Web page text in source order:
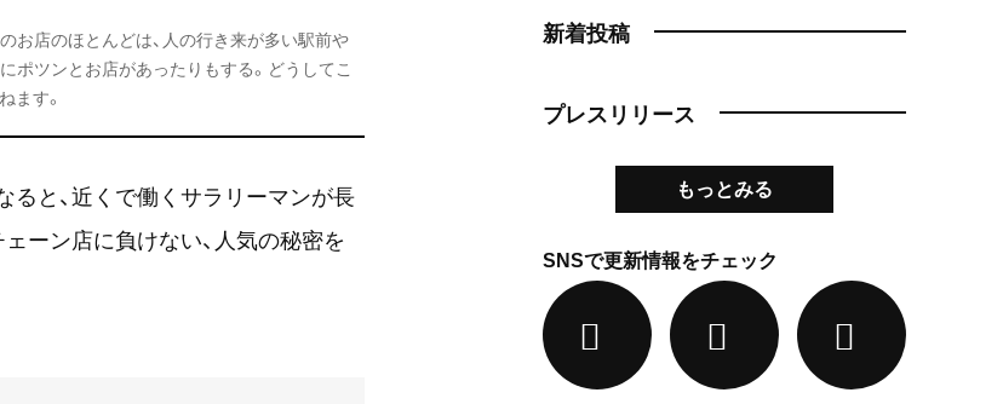
お店のほとんどは、人の行き来が多い駅前や
ポツンとお店があったりもする。どうしてこ
す。
ると、近くで働くサラリーマンが長
ーン店に負けない、人気の秘密を
新着投稿
プレスリリース
もっとみる
SNSで更新情報をチェック